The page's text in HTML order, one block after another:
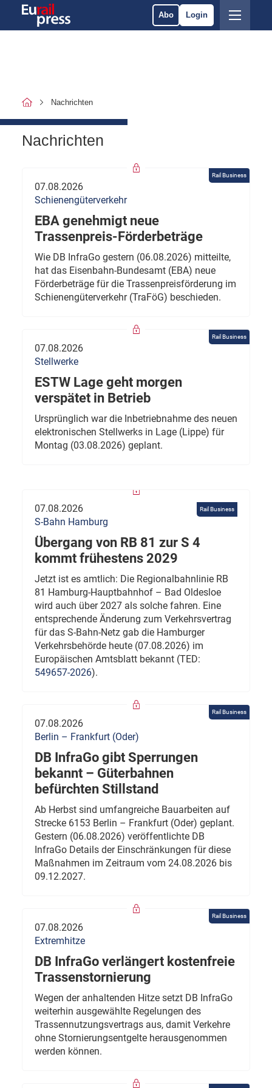
Abo Login
Nachrichten
Nachrichten
Rail Business
07.08.2026
Schienengüterverkehr
EBA genehmigt neue
Trassenpreis-Förderbeträge
Wie DB InfraGo gestern (06.08.2026) mitteilte,
hat das Eisenbahn-Bundesamt (EBA) neue
Förderbeträge für die Trassenpreisförderung im
Schienengüterverkehr (TraFöG) beschieden.
Rail Business
07.08.2026
Stellwerke
ESTW Lage geht morgen
verspätet in Betrieb
Ursprünglich war die Inbetriebnahme des neuen
elektronischen Stellwerks in Lage (Lippe) für
Montag (03.08.2026) geplant.
Rail Business
07.08.2026
S-Bahn Hamburg
Übergang von RB 81 zur S 4
kommt frühestens 2029
Jetzt ist es amtlich: Die Regionalbahnlinie RB
81 Hamburg-Hauptbahnhof – Bad Oldesloe
wird auch über 2027 als solche fahren. Eine
entsprechende Änderung zum Verkehrsvertrag
für das S-Bahn-Netz gab die Hamburger
Verkehrsbehörde heute (07.08.2026) im
Europäischen Amtsblatt bekannt (TED:
549657-2026).
Rail Business
07.08.2026
Berlin – Frankfurt (Oder)
DB InfraGo gibt Sperrungen
bekannt – Güterbahnen
befürchten Stillstand
Ab Herbst sind umfangreiche Bauarbeiten auf
Strecke 6153 Berlin – Frankfurt (Oder) geplant.
Gestern (06.08.2026) veröffentlichte DB
InfraGo Details der Einschränkungen für diese
Maßnahmen im Zeitraum vom 24.08.2026 bis
09.12.2027.
Rail Business
07.08.2026
Extremhitze
DB InfraGo verlängert kostenfreie
Trassenstornierung
Wegen der anhaltenden Hitze setzt DB InfraGo
weiterhin ausgewählte Regelungen des
Trassennutzungsvertrags aus, damit Verkehre
ohne Stornierungsentgelte herausgenommen
werden können.